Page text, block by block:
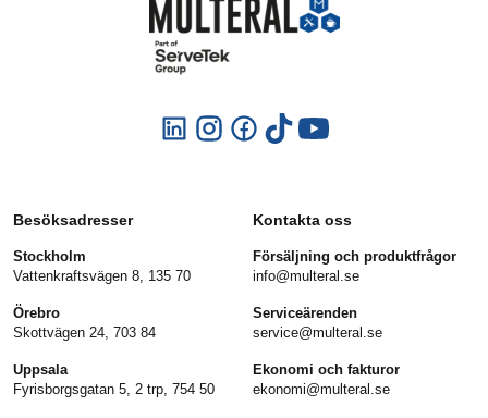
Besöksadresser
Stockholm
Vattenkraftsvägen 8, 135 70
Örebro
Skottvägen 24, 703 84
Uppsala
Fyrisborgsgatan 5, 2 trp, 754 50
Kontakta oss
Försäljning och produktfrågor
info@multeral.se
Serviceärenden
service@multeral.se
Ekonomi och fakturor
ekonomi@multeral.se